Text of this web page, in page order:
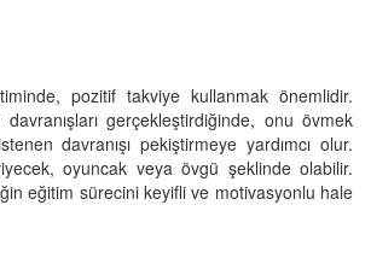
pozitif takviye kullanmak önemlidir.
gerçekleştirdiğinde, onu övmek
davranışı pekiştirmeye yardımcı olur.
oyuncak veya övgü şeklinde olabilir.
eğitim sürecini keyifli ve motivasyonlu hale